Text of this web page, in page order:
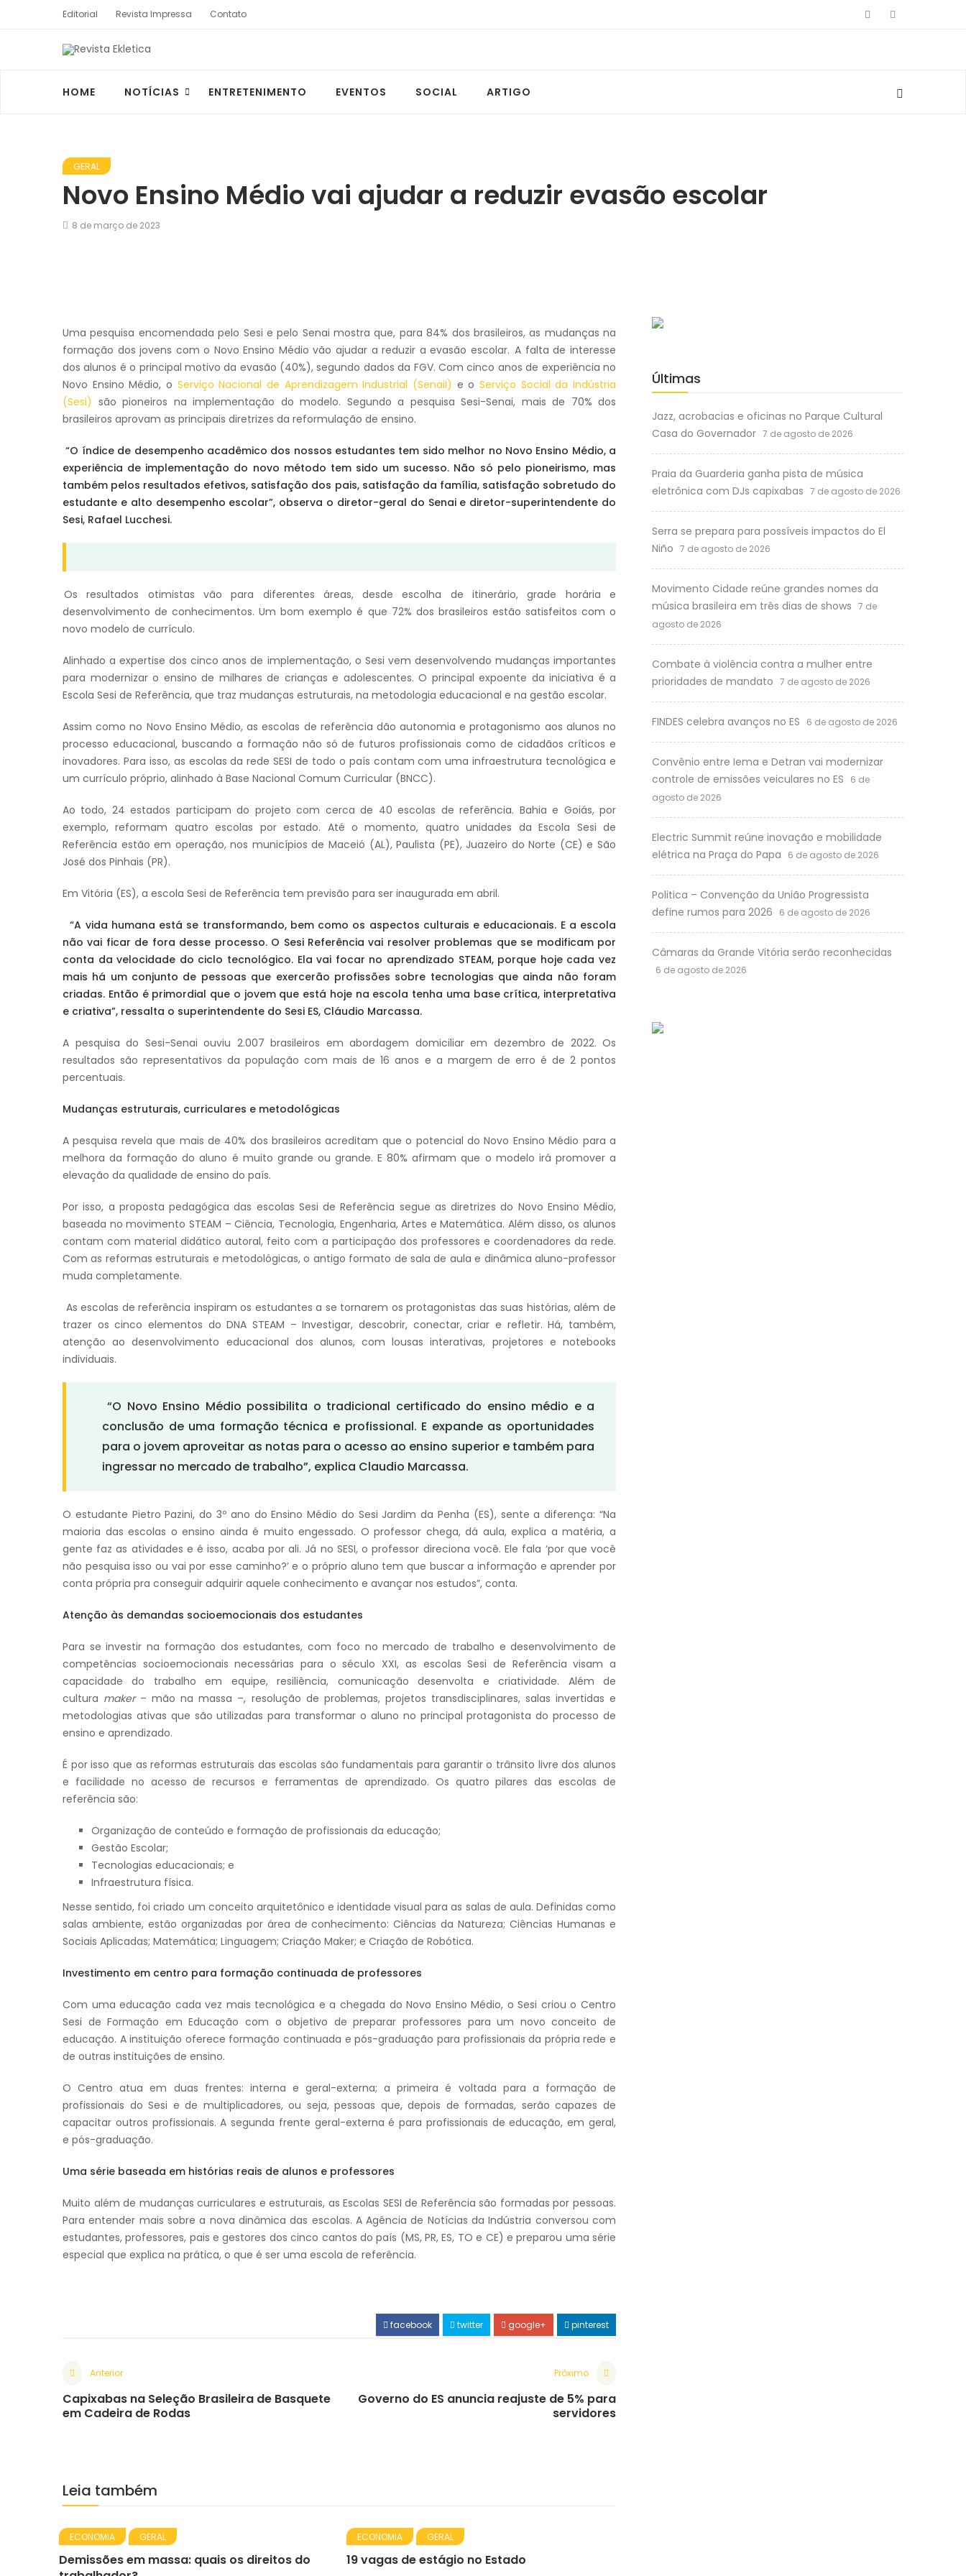
Editorial Revista Impressa Contato
HOME NOTÍCIAS ENTRETENIMENTO EVENTOS SOCIAL ARTIGO
GERAL
Novo Ensino Médio vai ajudar a reduzir evasão escolar
8 de março de 2023
Uma pesquisa encomendada pelo Sesi e pelo Senai mostra que, para 84% dos brasileiros, as mudanças na
formação dos jovens com o Novo Ensino Médio vão ajudar a reduzir a evasão escolar. A falta de interesse
dos alunos é o principal motivo da evasão (40%), segundo dados da FGV. Com cinco anos de experiência no
Novo Ensino Médio, o Serviço Nacional de Aprendizagem Industrial (SenaiI) e oServiço Social da Indústria
(Sesi) são pioneiros na implementação do modelo. Segundo a pesquisa Sesi-Senai, mais de 70% dos
brasileiros aprovam as principais diretrizes da reformulação de ensino.
“O índice de desempenho acadêmico dos nossos estudantes tem sido melhor no Novo Ensino Médio, a
experiência de implementação do novo método tem sido um sucesso. Não só pelo pioneirismo, mas
também pelos resultados efetivos, satisfação dos pais, satisfação da família, satisfação sobretudo do
estudante e alto desempenho escolar”, observa o diretor-geral do Senai e diretor-superintendente do
Sesi, Rafael Lucchesi.
Os resultados otimistas vão para diferentes áreas, desde escolha de itinerário, grade horária e
desenvolvimento de conhecimentos. Um bom exemplo é que 72% dos brasileiros estão satisfeitos com o
novo modelo de currículo.
Alinhado a expertise dos cinco anos de implementação, o Sesi vem desenvolvendo mudanças importantes
para modernizar o ensino de milhares de crianças e adolescentes. O principal expoente da iniciativa é a
Escola Sesi de Referência, que traz mudanças estruturais, na metodologia educacional e na gestão escolar.
Assim como no Novo Ensino Médio, as escolas de referência dão autonomia e protagonismo aos alunos no
processo educacional, buscando a formação não só de futuros profissionais como de cidadãos críticos e
inovadores. Para isso, as escolas da rede SESI de todo o país contam com uma infraestrutura tecnológica e
um currículo próprio, alinhado à Base Nacional Comum Curricular (BNCC).
Ao todo, 24 estados participam do projeto com cerca de 40 escolas de referência. Bahia e Goiás, por
exemplo, reformam quatro escolas por estado. Até o momento, quatro unidades da Escola Sesi de
Referência estão em operação, nos municípios de Maceió (AL), Paulista (PE), Juazeiro do Norte (CE) e São
José dos Pinhais (PR).
Em Vitória (ES), a escola Sesi de Referência tem previsão para ser inaugurada em abril.
“A vida humana está se transformando, bem como os aspectos culturais e educacionais. E a escola
não vai ficar de fora desse processo. O Sesi Referência vai resolver problemas que se modificam por
conta da velocidade do ciclo tecnológico. Ela vai focar no aprendizado STEAM, porque hoje cada vez
mais há um conjunto de pessoas que exercerão profissões sobre tecnologias que ainda não foram
criadas. Então é primordial que o jovem que está hoje na escola tenha uma base crítica, interpretativa
e criativa”, ressalta o superintendente do Sesi ES, Cláudio Marcassa.
A pesquisa do Sesi-Senai ouviu 2.007 brasileiros em abordagem domiciliar em dezembro de 2022. Os
resultados são representativos da população com mais de 16 anos e a margem de erro é de 2 pontos
percentuais.
Mudanças estruturais, curriculares e metodológicas
A pesquisa revela que mais de 40% dos brasileiros acreditam que o potencial do Novo Ensino Médio para a
melhora da formação do aluno é muito grande ou grande. E 80% afirmam que o modelo irá promover a
elevação da qualidade de ensino do país.
Por isso, a proposta pedagógica das escolas Sesi de Referência segue as diretrizes do Novo Ensino Médio,
baseada no movimento STEAM – Ciência, Tecnologia, Engenharia, Artes e Matemática. Além disso, os alunos
contam com material didático autoral, feito com a participação dos professores e coordenadores da rede.
Com as reformas estruturais e metodológicas, o antigo formato de sala de aula e dinâmica aluno-professor
muda completamente.
As escolas de referência inspiram os estudantes a se tornarem os protagonistas das suas histórias, além de
trazer os cinco elementos do DNA STEAM – Investigar, descobrir, conectar, criar e refletir. Há, também,
atenção ao desenvolvimento educacional dos alunos, com lousas interativas, projetores e notebooks
individuais.
“O Novo Ensino Médio possibilita o tradicional certificado do ensino médio e a
conclusão de uma formação técnica e profissional. E expande as oportunidades
para o jovem aproveitar as notas para o acesso ao ensino superior e também para
ingressar no mercado de trabalho”, explica Claudio Marcassa.
O estudante Pietro Pazini, do 3º ano do Ensino Médio do Sesi Jardim da Penha (ES), sente a diferença: “Na
maioria das escolas o ensino ainda é muito engessado. O professor chega, dá aula, explica a matéria, a
gente faz as atividades e é isso, acaba por ali. Já no SESI, o professor direciona você. Ele fala ‘por que você
não pesquisa isso ou vai por esse caminho?’ e o próprio aluno tem que buscar a informação e aprender por
conta própria pra conseguir adquirir aquele conhecimento e avançar nos estudos”, conta.
Atenção às demandas socioemocionais dos estudantes
Para se investir na formação dos estudantes, com foco no mercado de trabalho e desenvolvimento de
competências socioemocionais necessárias para o século XXI, as escolas Sesi de Referência visam a
capacidade do trabalho em equipe, resiliência, comunicação desenvolta e criatividade. Além de
cultura maker– mão na massa –, resolução de problemas, projetos transdisciplinares, salas invertidas e
metodologias ativas que são utilizadas para transformar o aluno no principal protagonista do processo de
ensino e aprendizado.
É por isso que as reformas estruturais das escolas são fundamentais para garantir o trânsito livre dos alunos
e facilidade no acesso de recursos e ferramentas de aprendizado. Os quatro pilares das escolas de
referência são:
Organização de conteúdo e formação de profissionais da educação;
Gestão Escolar;
Tecnologias educacionais; e
Infraestrutura física.
Nesse sentido, foi criado um conceito arquitetônico e identidade visual para as salas de aula. Definidas como
salas ambiente, estão organizadas por área de conhecimento: Ciências da Natureza; Ciências Humanas e
Sociais Aplicadas; Matemática; Linguagem; Criação Maker; e Criação de Robótica.
Investimento em centro para formação continuada de professores
Com uma educação cada vez mais tecnológica e a chegada do Novo Ensino Médio, o Sesi criou o Centro
Sesi de Formação em Educação com o objetivo de preparar professores para um novo conceito de
educação. A instituição oferece formação continuada e pós-graduação para profissionais da própria rede e
de outras instituições de ensino.
O Centro atua em duas frentes: interna e geral-externa; a primeira é voltada para a formação de
profissionais do Sesi e de multiplicadores, ou seja, pessoas que, depois de formadas, serão capazes de
capacitar outros profissionais. A segunda frente geral-externa é para profissionais de educação, em geral,
e pós-graduação.
Uma série baseada em histórias reais de alunos e professores
Muito além de mudanças curriculares e estruturais, as Escolas SESI de Referência são formadas por pessoas.
Para entender mais sobre a nova dinâmica das escolas. A Agência de Notícias da Indústria conversou com
estudantes, professores, pais e gestores dos cinco cantos do país (MS, PR, ES, TO e CE) e preparou uma série
especial que explica na prática, o que é ser uma escola de referência.
facebook twitter google+ pinterest
Anterior
Capixabas na Seleção Brasileira de Basquete
em Cadeira de Rodas
Próximo
Governo do ES anuncia reajuste de 5% para
servidores
Leia também
ECONOMIA GERAL
Demissões em massa: quais os direitos do
ECONOMIA GERAL
19 vagas de estágio no Estado
Últimas
Jazz, acrobacias e oficinas no Parque Cultural
Casa do Governador 7 de agosto de 2026
Praia da Guarderia ganha pista de música
eletrônica com DJs capixabas 7 de agosto de 2026
Serra se prepara para possíveis impactos do El
Niño 7 de agosto de 2026
Movimento Cidade reúne grandes nomes da
música brasileira em três dias de shows 7 de
agosto de 2026
Combate à violência contra a mulher entre
prioridades de mandato 7 de agosto de 2026
FINDES celebra avanços no ES 6 de agosto de 2026
Convênio entre Iema e Detran vai modernizar
controle de emissões veiculares no ES
6 de
agosto de 2026
Electric Summit reúne inovação e mobilidade
elétrica na Praça do Papa
6 de agosto de 2026
Politica – Convenção da União Progressista
define rumos para 2026
6 de agosto de 2026
Câmaras da Grande Vitória serão reconhecidas
6 de agosto de 2026